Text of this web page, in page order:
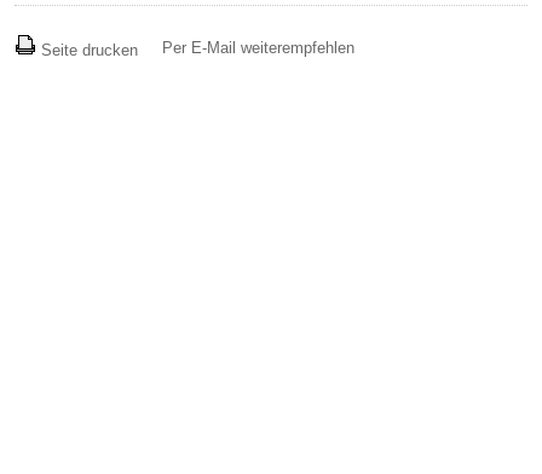
Seite drucken Per E-Mail weiterempfehlen